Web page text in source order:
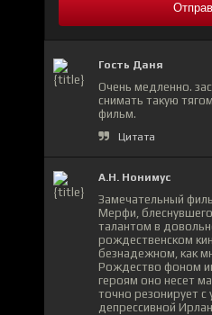
Гость Даня
Очень медленно.
снимать такую
фильм.
Цитата
А.Н. Нонимус
Замечательный
Мерфи,
талантом в
рождественском
безнадежном, как
Рождество фоном
героям оно несет
точно резонирует
депрессивной